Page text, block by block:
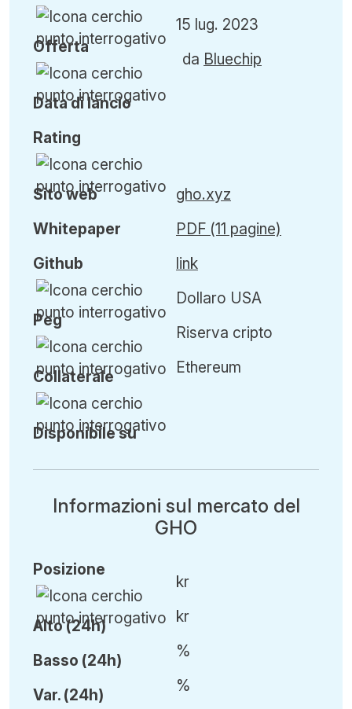
Offerta
Data di lancio
Rating
15 lug. 2023
da Bluechip
Sito web
Whitepaper
Github
Peg
Collaterale
Disponibile su
gho.xyz
PDF (11 pagine)
link
Dollaro USA
Riserva cripto
Ethereum
Informazioni sul mercato del
GHO
Posizione
Alto (24h)
Basso (24h)
Var. (24h)
kr
kr
%
%